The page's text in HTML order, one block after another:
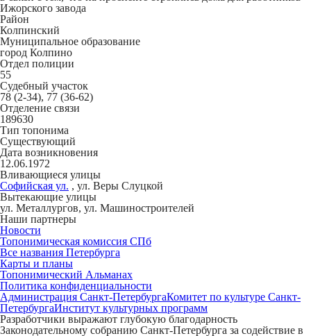
Ижорского завода
Район
Колпинский
Муниципальное образование
город Колпино
Отдел полиции
55
Судебный участок
78 (2-34), 77 (36-62)
Отделение связи
189630
Тип топонима
Существующий
Дата возникновения
12.06.1972
Вливающиеся улицы
Софийская ул. , ул. Веры Слуцкой
Вытекающие улицы
ул. Металлургов, ул. Машиностроителей
Наши партнеры
Новости
Топонимическая комиссия СПб
Все названия Петербурга
Карты и планы
Топонимический Альманах
Политика конфиденциальности
Администрация Санкт-ПетербургаКомитет по культуре Санкт-
ПетербургаИнститут культурных программ
Разработчики выражают глубокую благодарность
Законодательному собранию Санкт-Петербурга за содействие в